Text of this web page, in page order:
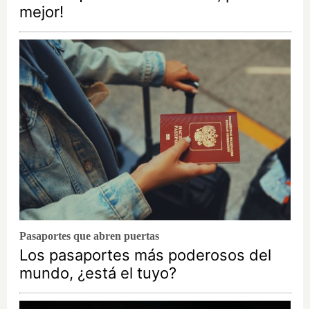
mejor!
Pasaportes que abren puertas
Los pasaportes más poderosos del
mundo, ¿está el tuyo?